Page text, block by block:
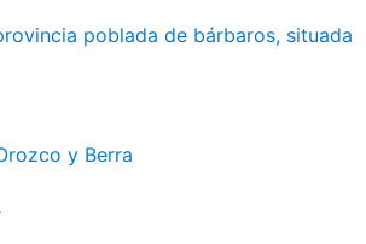
poblada de bárbaros, situada
y Berra